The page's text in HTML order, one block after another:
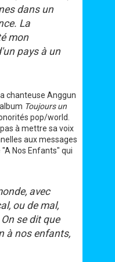
dans un
La
mon
pays à un
chanteuse Anggun
Toujours un
pop/world.
à mettre sa voix
aux messages
Nos Enfants" qui
avec
ou de mal,
se dit que
à nos enfants,